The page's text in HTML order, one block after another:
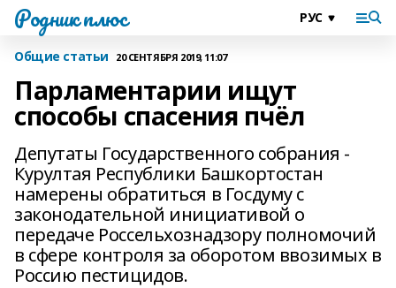
Родник плюс
Общие статьи 20 СЕНТЯБРЯ 2019, 11:07
Парламентарии ищут
способы спасения пчёл
Депутаты Государственного собрания -
Курултая Республики Башкортостан
намерены обратиться в Госдуму с
законодательной инициативой о
передаче Россельхознадзору полномочий
в сфере контроля за оборотом ввозимых в
Россию пестицидов.